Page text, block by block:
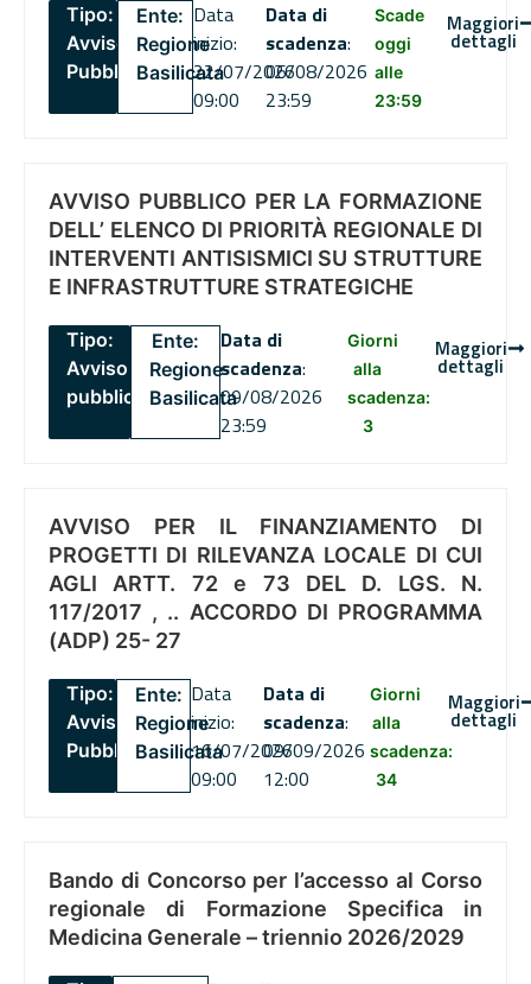
Tipo:
Avviso
Pubblico
Ente:
Regione
Basilicata
Data
inizio:
22/07/2026
09:00
Data di
scadenza:
06/08/2026
23:59
Scade
oggi
alle
23:59
Maggiori
dettagli
AVVISO PUBBLICO PER LA FORMAZIONE
DELL’ ELENCO DI PRIORITÀ REGIONALE DI
INTERVENTI ANTISISMICI SU STRUTTURE
E INFRASTRUTTURE STRATEGICHE
Tipo:
Avviso
pubblico
Ente:
Regione
Basilicata
Data di
scadenza:
09/08/2026
23:59
Giorni
alla
scadenza:
3
Maggiori
dettagli
AVVISO PER IL FINANZIAMENTO DI
PROGETTI DI RILEVANZA LOCALE DI CUI
AGLI ARTT. 72 e 73 DEL D. LGS. N.
117/2017 , .. ACCORDO DI PROGRAMMA
(ADP) 25- 27
Tipo:
Avviso
Pubblico
Ente:
Regione
Basilicata
Data
inizio:
16/07/2026
09:00
Data di
scadenza:
09/09/2026
12:00
Giorni
alla
scadenza:
34
Maggiori
dettagli
Bando di Concorso per l’accesso al Corso
regionale di Formazione Specifica in
Medicina Generale – triennio 2026/2029